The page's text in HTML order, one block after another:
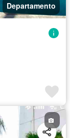
Departamento